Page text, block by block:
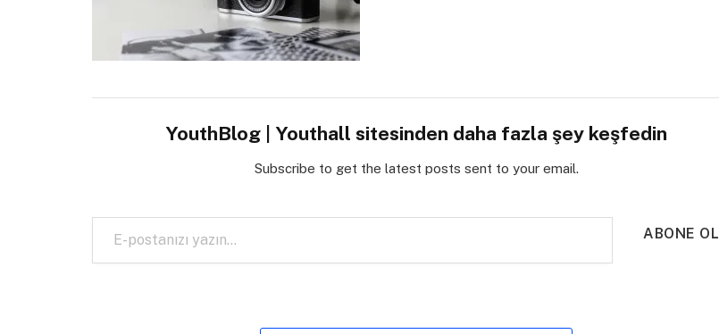
YouthBlog | Youthall sitesinden daha fazla şey keşfedin
Subscribe to get the latest posts sent to your email.
E-postanızı yazın…
ABONE OL